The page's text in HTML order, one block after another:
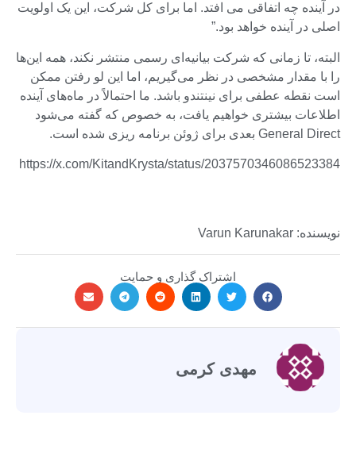
در آینده چه اتفاقی می افتد. اما برای کل شرکت، این یک اولویت
اصلی در آینده خواهد بود.”
البته، تا زمانی که شرکت بیانیه‌ای رسمی منتشر نکند، همه این‌ها
را با مقدار مشخصی در نظر می‌گیریم، اما این لو رفتن ممکن
است نقطه عطفی برای نینتندو باشد. ما احتمالاً در ماه‌های آینده
اطلاعات بیشتری خواهیم یافت، به خصوص که گفته می‌شود
General Direct بعدی برای ژوئن برنامه ریزی شده است.
https://x.com/KitandKrysta/status/2037570346086523384
نویسنده: Varun Karunakar
اشتراک گذاری و حمایت
مهدی کرمی